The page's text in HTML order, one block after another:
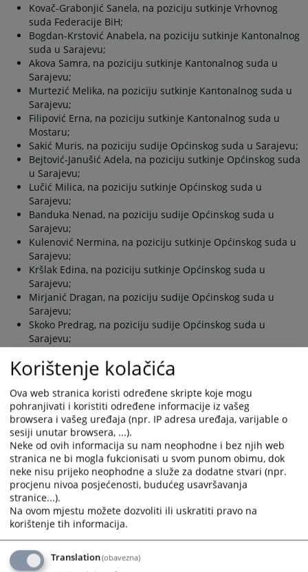
Kovač-Grabonjić Sanela, na poziciju sutkinje Vrhovnog
suda Federacije BiH;
Bogdan-Krstović Anabela, na poziciju sutkinje Kantonalnog
suda u Sarajevu;
Akova Samra, na poziciju sutkinje Kantonalnog suda u
Sarajevu;
Murtezić Melika, na poziciju sutkinje Kantonalnog suda u
Sarajevu;
Filipović Erna, na poziciju sutkinje Kantonalnog suda u
Mostaru;
Sakić Muris, na poziciju sudije Općinskog suda u Sarajevu;
Bejtović-Janušić Adela, na poziciju sutkinje Općinskog suda
u Sarajevu;
Lučić Milica, na poziciju sutkinje Općinskog suda u
Sarajevu;
Banduka Nenad, na poziciju sudije Općinskog suda u
Sarajevu;
Kulenović Nermina, na poziciju sutkinje Općinskog suda u
Sarajevu;
Kršlak Edina, na poziciju sutkinje Općinskog suda u
Sarajevu;
Mirjanić Dragan, na poziciju sudije Općinskog suda u
Sarajevu;
Skoko Predrag, na poziciju sudije Općinskog suda u
Sarajevu;
Mušinović Armina, na poziciju sutkinje Općinskog suda u
Sarajevu;
Krivić Azra, na poziciju sutkinje Općinskog suda u
Sarajevu;
Karahmetović Mirsada, na poziciju dodatne sutkinje
Općinskog suda u Sarajevu;
Trumić Anel, na poziciju dodatnog sudije Općinskog suda
u Sarajevu;
Pašagić Zerina, na poziciju sutkinje Općinskog suda u
Sanskom Mostu;
Destanović Senad, na poziciju sudije Općinskog suda u
Srebreniku;
Macura Ivan, na poziciju tužioca Kantonalnog tužilaštva
Unsko-sanskog kantona;
Prole Saša, na poziciju tužioca Kantonalnog tužilaštva
Unsko-sanskog kantona;
Korištenje kolačića
Ova web stranica koristi određene skripte koje mogu
pohranjivati i koristiti određene informacije iz vašeg
browsera i vašeg uređaja (npr. IP adresa uređaja, varijable o
sesiji unutar browsera, ...).
Neke od ovih informacija su nam neophodne i bez njih web
stranica ne bi mogla fukcionisati u svom punom obimu, dok
neke nisu prijeko neophodne a služe za dodatne stvari (npr.
procjenu nivoa posjećenosti, budućeg usavršavanja
stranice...).
Na ovom mjestu možete dozvoliti ili uskratiti pravo na
korištenje tih informacija.
Translation(obavezna)